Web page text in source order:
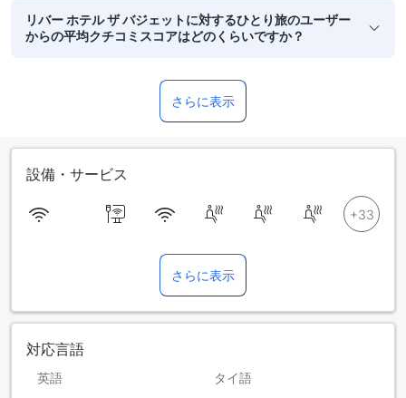
リバー ホテル ザ バジェットに対するひとり旅のユーザー
からの平均クチコミスコアはどのくらいですか？
さらに表示
設備・サービス
さらに表示
対応言語
英語 タイ語